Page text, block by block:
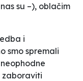
su –), oblačim
i
smo spremali
zaboraviti